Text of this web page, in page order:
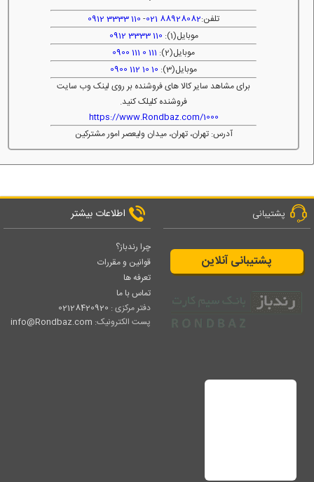
تلفن:88928082 021
-
110 3333 0912
موبایل(1):
110 3333 0912
موبایل(2):
111 0 111 0900
موبایل(3):
10 10 112 0900
برای مشاهد سایر کالا های فروشنده بر روی لینک وب سایت
فروشنده کلیلک کنید.
https://www.Rondbaz.com/1000
آدرس: تهران، تهران، میدان ولیعصر امور مشترکین
پشتیبانی
پشتیبانی آنلاین
اطلاعات بیشتر
چرا رندباز؟
قوانین و مقررات
تعرفه ها
تماس با ما
دفتر مرکزی : 02128420920
پست الکترونیک: info@Rondbaz.com